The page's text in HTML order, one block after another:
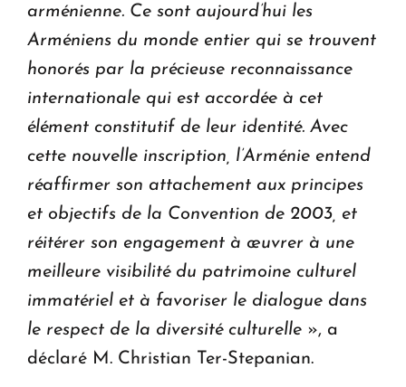
arménienne. Ce sont aujourd’hui les
Arméniens du monde entier qui se trouvent
honorés par la précieuse reconnaissance
internationale qui est accordée à cet
élément constitutif de leur identité. Avec
cette nouvelle inscription, l’Arménie entend
réaffirmer son attachement aux principes
et objectifs de la Convention de 2003, et
réitérer son engagement à œuvrer à une
meilleure visibilité du patrimoine culturel
immatériel et à favoriser le dialogue dans
le respect de la diversité culturelle », a
déclaré M. Christian Ter-Stepanian.